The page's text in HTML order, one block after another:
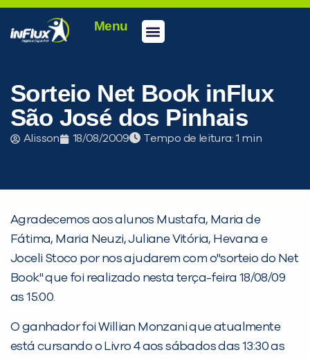
Menu
Sorteio Net Book inFlux
São José dos Pinhais
Alisson 18/08/2009 Tempo de leitura:
Agradecemos aos alunos Mustafa, Maria de
Fátima, Maria Neuzi, Juliane Vitória, Hevana e
Joceli Stoco por nos ajudarem com o"sorteio do Net
Book" que foi realizado nesta terça-feira 18/08/09
as 15:00.
O ganhador foi Willian Monzani que atualmente
está cursando o Livro 4 aos sábados das 13:30 as
PEÇA UMA DEMONSTRAÇÃO DE MÉTODO
Desculpe!
Não encontramos nenhuma unidade